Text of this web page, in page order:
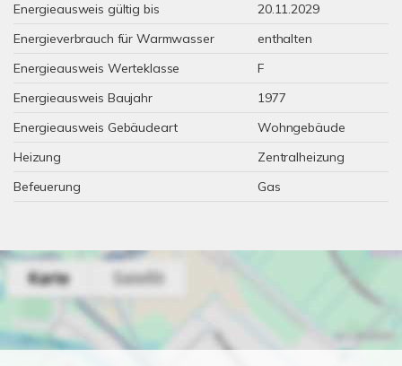
Energieausweis gültig bis
20.11.2029
Energieverbrauch für Warmwasser
enthalten
Energieausweis Werteklasse
F
Energieausweis Baujahr
1977
Energieausweis Gebäudeart
Wohngebäude
Heizung
Zentralheizung
Befeuerung
Gas